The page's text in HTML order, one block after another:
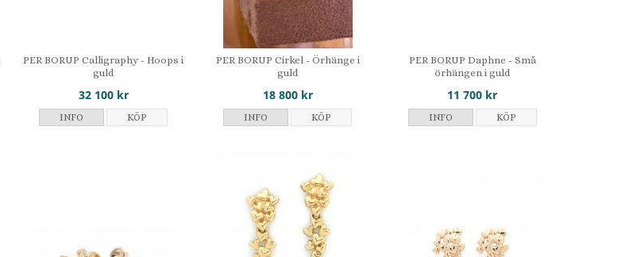
PER BORUP Calligraphy - Hoops i
guld
32 100 kr
INFO KÖP
PER BORUP Cirkel - Örhänge i
guld
18 800 kr
INFO KÖP
PER BORUP Daphne - Små
örhängen i guld
11 700 kr
INFO KÖP